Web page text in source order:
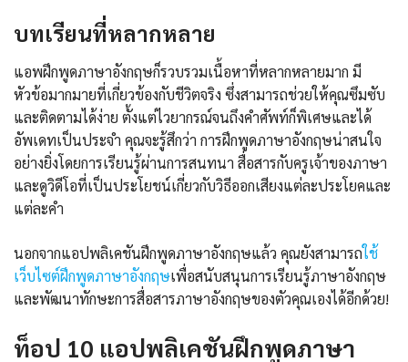
บทเรียนที่หลากหลาย
แอพฝึกพูดภาษาอังกฤษก็รวบรวมเนื้อหาที่หลากหลายมาก มี
หัวข้อมากมายที่เกี่ยวข้องกับชีวิตจริง ซึ่งสามารถช่วยให้คุณซึมซับ
และติดตามได้ง่าย ตั้งแต่ไวยากรณ์จนถึงคำศัพท์ก็พิเศษและได้
อัพเดทเป็นประจำ คุณจะรู้สึกว่า การฝึกพูดภาษาอังกฤษน่าสนใจ
อย่างยิ่งโดยการเรียนรู้ผ่านการสนทนา สื่อสารกับครูเจ้าของภาษา
และดูวิดีโอที่เป็นประโยชน์เกี่ยวกับวิธีออกเสียงแต่ละประโยคและ
แต่ละคำ
นอกจากแอปพลิเคชันฝึกพูดภาษาอังกฤษแล้ว คุณยังสามารถใช้
เว็บไซต์ฝึกพูดภาษาอังกฤษเพื่อสนับสนุนการเรียนรู้ภาษาอังกฤษ
และพัฒนาทักษะการสื่อสารภาษาอังกฤษของตัวคุณเองได้อีกด้วย!
ท็อป 10 แอปพลิเคชันฝึกพูดภาษา